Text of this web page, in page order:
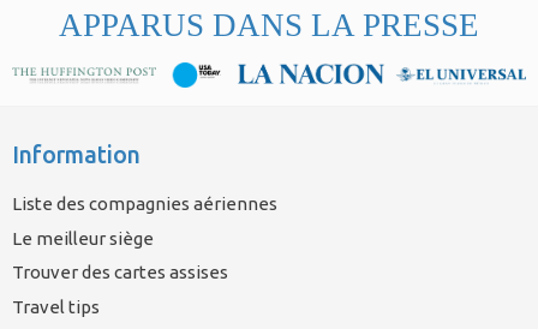
APPARUS DANS LA PRESSE
Information
Liste des compagnies aériennes
Le meilleur siège
Trouver des cartes assises
Travel tips